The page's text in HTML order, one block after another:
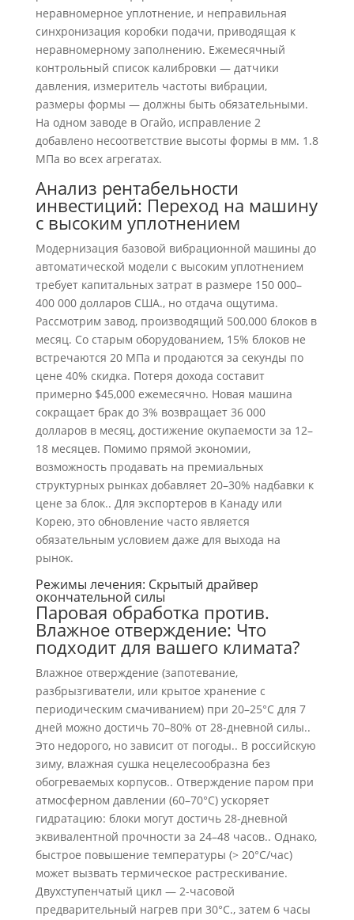
неравномерное уплотнение, и неправильная
синхронизация коробки подачи, приводящая к
неравномерному заполнению. Ежемесячный
контрольный список калибровки — датчики
давления, измеритель частоты вибрации,
размеры формы — должны быть обязательными.
На одном заводе в Огайо, исправление 2
добавлено несоответствие высоты формы в мм. 1.8
МПа во всех агрегатах.
Анализ рентабельности
инвестиций: Переход на машину
с высоким уплотнением
Модернизация базовой вибрационной машины до
автоматической модели с высоким уплотнением
требует капитальных затрат в размере 150 000–
400 000 долларов США., но отдача ощутима.
Рассмотрим завод, производящий 500,000 блоков в
месяц. Со старым оборудованием, 15% блоков не
встречаются 20 МПа и продаются за секунды по
цене 40% скидка. Потеря дохода составит
примерно $45,000 ежемесячно. Новая машина
сокращает брак до 3% возвращает 36 000
долларов в месяц, достижение окупаемости за 12–
18 месяцев. Помимо прямой экономии,
возможность продавать на премиальных
структурных рынках добавляет 20–30% надбавки к
цене за блок.. Для экспортеров в Канаду или
Корею, это обновление часто является
обязательным условием даже для выхода на
рынок.
Режимы лечения: Скрытый драйвер
окончательной силы
Паровая обработка против.
Влажное отверждение: Что
подходит для вашего климата?
Влажное отверждение (запотевание,
разбрызгиватели, или крытое хранение с
периодическим смачиванием) при 20–25°С для 7
дней можно достичь 70–80% от 28-дневной силы..
Это недорого, но зависит от погоды.. В российскую
зиму, влажная сушка нецелесообразна без
обогреваемых корпусов.. Отверждение паром при
атмосферном давлении (60–70°С) ускоряет
гидратацию: блоки могут достичь 28-дневной
эквивалентной прочности за 24–48 часов.. Однако,
быстрое повышение температуры (> 20°С/час)
может вызвать термическое растрескивание.
Двухступенчатый цикл — 2-часовой
предварительный нагрев при 30°С., затем 6 часы